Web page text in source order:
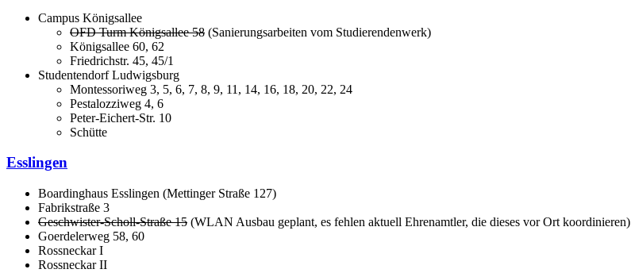
Campus Königsallee
OFD Turm Königsallee 58 (Sanierungsarbeiten vom Studierendenwerk)
Königsallee 60, 62
Friedrichstr. 45, 45/1
Studentendorf Ludwigsburg
Montessoriweg 3, 5, 6, 7, 8, 9, 11, 14, 16, 18, 20, 22, 24
Pestalozziweg 4, 6
Peter-Eichert-Str. 10
Schütte
Esslingen
Boardinghaus Esslingen (Mettinger Straße 127)
Fabrikstraße 3
Geschwister-Scholl-Straße 15 (WLAN Ausbau geplant, es fehlen aktuell Ehrenamtler, die dieses vor Ort koordinieren)
Goerdelerweg 58, 60
Rossneckar I
Rossneckar II